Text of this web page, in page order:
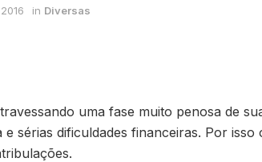
in Diversas
uma fase muito penosa de
sérias dificuldades financeiras. Por isso